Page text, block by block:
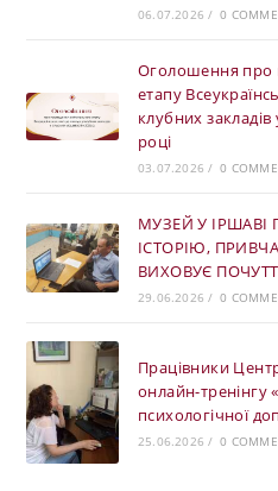
06.07.2026 / 0
Оголошення про
етапу
клубних закладів
році
03.07.2026 / 0
МУЗЕЙ У ІРШАВІ
ІСТОРІЮ,
ВИХОВУЄ
29.06.2026 / 0
Працівники
онлайн-тренінгу
психологічної
25.06.2026 / 0